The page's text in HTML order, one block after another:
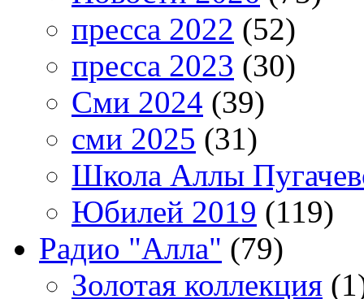
пресса 2022 (52)
пресса 2023 (30)
Сми 2024 (39)
сми 2025 (31)
Школа Аллы
Юбилей 2019 (119)
Радио "Алла" (79)
Золотая коллекция